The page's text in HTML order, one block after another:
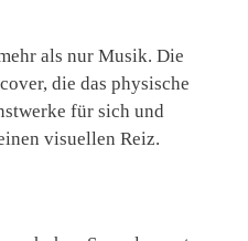
als nur Musik. Die
die das physische
für sich und
visuellen Reiz.